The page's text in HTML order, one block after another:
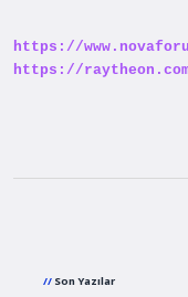
https://
https://
Son Yazılar